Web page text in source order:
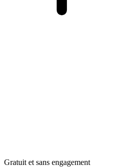
Gratuit et sans engagement